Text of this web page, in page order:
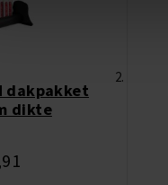
dakpakket
dikte